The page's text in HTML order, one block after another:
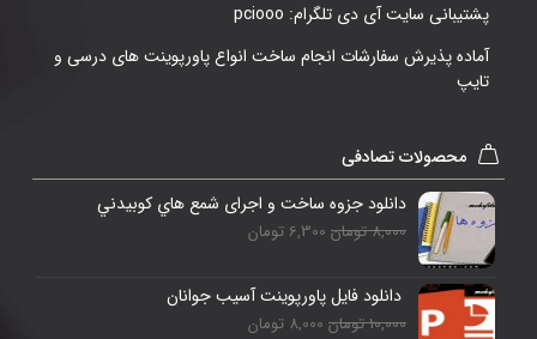
پشتیبانی سایت آی دی تلگرام: pciooo
آماده پذیرش سفارشات انجام ساخت انواع پاورپوینت های درسی و
تایپ
محصولات تصادفی
دانلود جزوه ساخت و اجرای شمع هاي كوبيدني
8,000 تومان 6,300 تومان
دانلود فایل پاورپوینت آسيب جوانان
10,000 تومان 8,000 تومان